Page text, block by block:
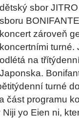
dětský sbor
sboru
koncert zároveň
koncertními turné.
odlétá na
Japonska.
turné
část programu
yo Eien ni,